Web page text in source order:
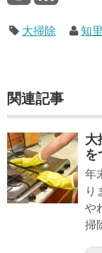
大掃除 知里
関連記事
大
を
年
り
や
掃